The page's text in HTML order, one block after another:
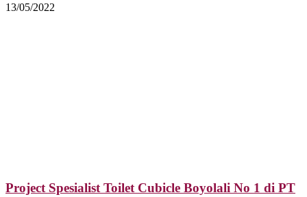
13/05/2022
Project Spesialist Toilet Cubicle Boyolali No 1 di PT